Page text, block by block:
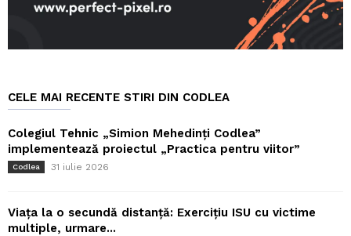
CELE MAI RECENTE STIRI DIN CODLEA
Colegiul Tehnic „Simion Mehedinți Codlea”
implementează proiectul „Practica pentru viitor”
Codlea 31 iulie 2026
Viața la o secundă distanță: Exercițiu ISU cu victime
multiple, urmare...